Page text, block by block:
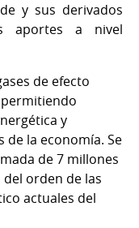
y sus derivados
aportes a nivel
de efecto
y
la economía. Se
de 7 millones
del orden de las
actuales del